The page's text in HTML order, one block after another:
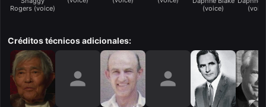
Rogers (voice)
(voice)
Créditos técnicos adicionales: